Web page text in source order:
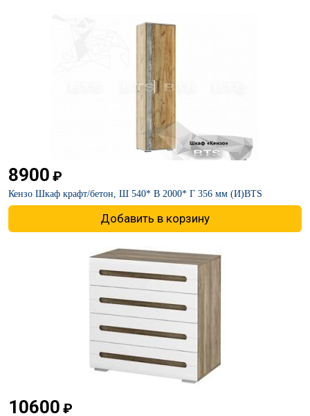
8900 ₽
Кензо Шкаф крафт/бетон, Ш 540* В 2000* Г 356 мм (И)BTS
Добавить в корзину
10600 ₽